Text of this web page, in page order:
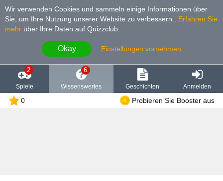
Wir verwenden Cookies und sammeln einige Informationen über
Sie, um Ihre Nutzung unserer Website zu verbessern.
Erfahren Sie
mehr über Ihre Daten auf Quizzclub.
Okay Einstellungen vornehmen
2
Spiele
6
Wissenswertes Geschichten Anmelden
0 Probieren Sie Booster aus